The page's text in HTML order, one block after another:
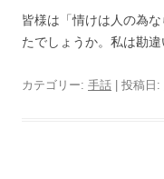
皆様は「情けは人の為
たでしょうか。私は勘違
カテゴリー: 手話 | 投稿日: